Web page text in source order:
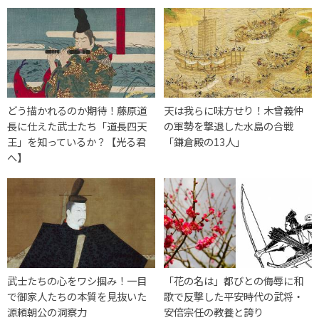
どう描かれるのか期待！藤原道
長に仕えた武士たち「道長四天
王」を知っているか？【光る君
へ】
天は我らに味方せり！木曾義仲
の軍勢を撃退した水島の合戦
「鎌倉殿の13人」
武士たちの心をワシ掴み！一目
で御家人たちの本質を見抜いた
源頼朝公の洞察力
「花の名は」都びとの侮辱に和
歌で反撃した平安時代の武将・
安倍宗任の教養と誇り